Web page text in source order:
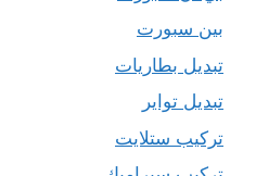
بين سبورت
تبديل بطاريات
تبديل تواير
تركيب ستلايت